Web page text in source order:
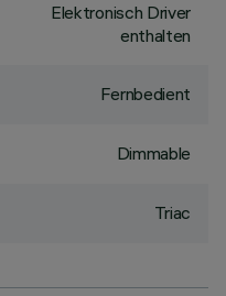
Elektronisch Driver
enthalten
Fernbedient
Dimmable
Triac